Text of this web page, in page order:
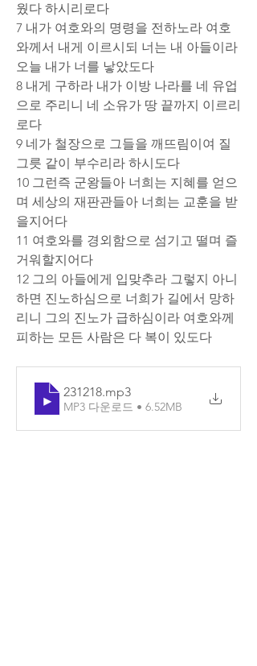
웠다 하시리로다
7 내가 여호와의 명령을 전하노라 여호
와께서 내게 이르시되 너는 내 아들이라
오늘 내가 너를 낳았도다
8 내게 구하라 내가 이방 나라를 네 유업
으로 주리니 네 소유가 땅 끝까지 이르리
로다
9 네가 철장으로 그들을 깨뜨림이여 질
그릇 같이 부수리라 하시도다
10 그런즉 군왕들아 너희는 지혜를 얻으
며 세상의 재판관들아 너희는 교훈을 받
을지어다
11 여호와를 경외함으로 섬기고 떨며 즐
거워할지어다
12 그의 아들에게 입맞추라 그렇지 아니
하면 진노하심으로 너희가 길에서 망하
리니 그의 진노가 급하심이라 여호와께
피하는 모든 사람은 다 복이 있도다
231218.mp3
MP3 다운로드 • 6.52MB